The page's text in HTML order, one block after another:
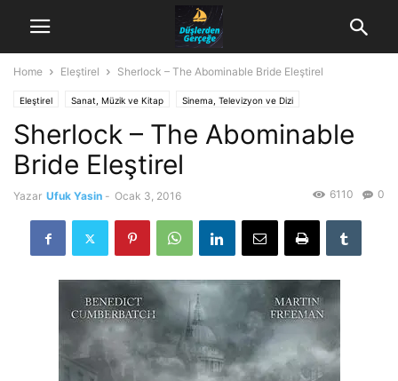
Home Eleştirel Sherlock – The Abominable Bride Eleştirel
Eleştirel Sanat, Müzik ve Kitap Sinema, Televizyon ve Dizi
Sherlock – The Abominable
Bride Eleştirel
Yazar Ufuk Yasin - Ocak 3, 2016 0
6110